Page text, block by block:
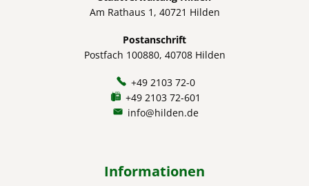
Am Rathaus 1, 40721 Hilden
Postanschrift
Postfach 100880, 40708 Hilden
+49 2103 72-0
+49 2103 72-601
info@hilden.de
Informationen